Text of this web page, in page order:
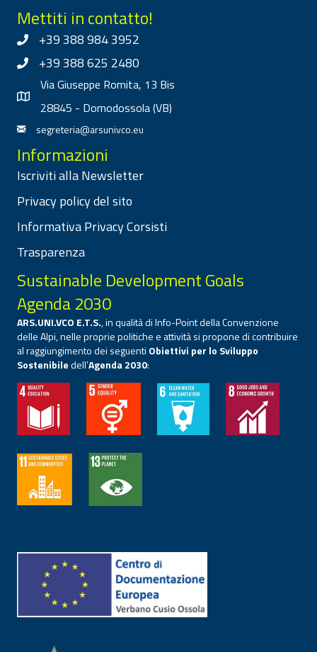
Mettiti in contatto!
+39 388 984 3952
+39 388 625 2480
Via Giuseppe Romita, 13 Bis
28845 - Domodossola (VB)
segreteria@arsunivco.eu
Informazioni
Iscriviti alla Newsletter
Privacy policy del sito
Informativa Privacy Corsisti
Trasparenza
Sustainable Development Goals
Agenda 2030
ARS.UNI.VCO E.T.S., in qualità di Info-Point della Convenzione
delle Alpi, nelle proprie politiche e attività si propone di contribuire
al raggiungimento dei seguenti Obiettivi per lo Sviluppo
Sostenibiledell’Agenda 2030: